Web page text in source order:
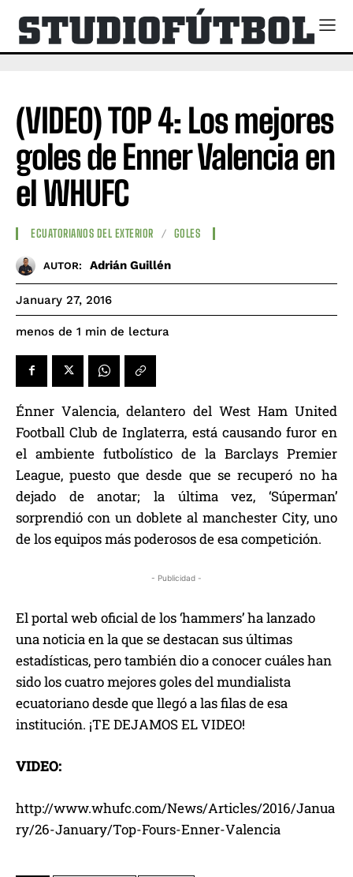
(VIDEO) TOP 4: Los mejores
goles de Enner Valencia en
el WHUFC
ECUATORIANOS DEL EXTERIOR GOLES
AUTOR: Adrián Guillén
January 27, 2016
menos de 1 min de lectura
Énner Valencia, delantero del West Ham United
Football Club de Inglaterra, está causando furor en
el ambiente futbolístico de la Barclays Premier
League, puesto que desde que se recuperó no ha
dejado de anotar; la última vez, ‘Súperman’
sorprendió con un doblete al manchester City, uno
de los equipos más poderosos de esa competición.
- Publicidad -
El portal web oficial de los ‘hammers’ ha lanzado
una noticia en la que se destacan sus últimas
estadísticas, pero también dio a conocer cuáles han
sido los cuatro mejores goles del mundialista
ecuatoriano desde que llegó a las filas de esa
institución. ¡TE DEJAMOS EL VIDEO!
VIDEO:
http://www.whufc.com/News/Articles/2016/Janua
ry/26-January/Top-Fours-Enner-Valencia